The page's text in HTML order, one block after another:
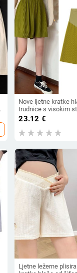
Nove ljetne kratke
trudnice s visokim
širokim nogavicama,
nogavicama za
trudnička odjeća za
spavanje, kućna
23.12 €
Ljetne ležerne